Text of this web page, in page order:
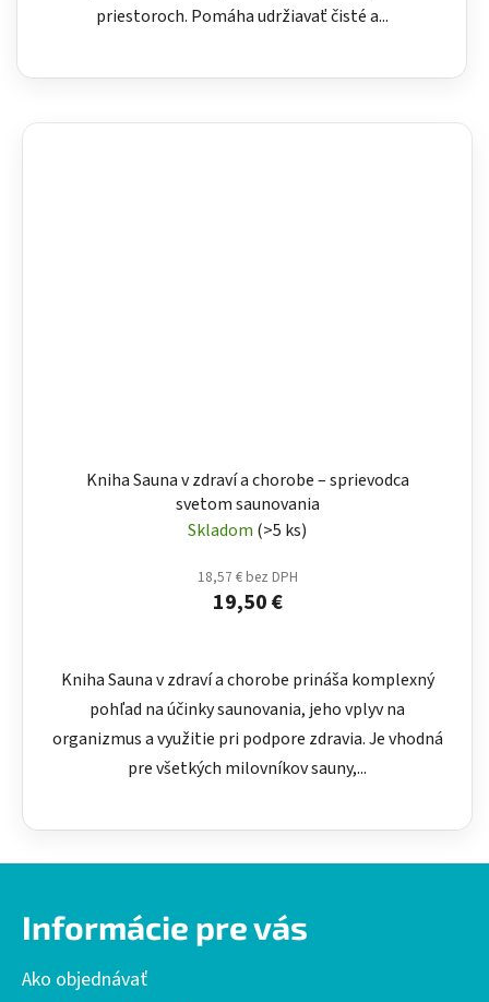
priestoroch. Pomáha udržiavať čisté a...
Kniha Sauna v zdraví a chorobe – sprievodca
svetom saunovania
Skladom (>5 ks)
18,57 € bez DPH
19,50 €
Kniha Sauna v zdraví a chorobe prináša komplexný
pohľad na účinky saunovania, jeho vplyv na
organizmus a využitie pri podpore zdravia. Je vhodná
pre všetkých milovníkov sauny,...
Informácie pre vás
Ako objednávať